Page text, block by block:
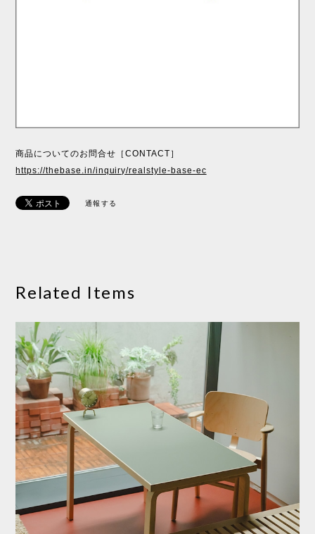
商品についてのお問合せ［CONTACT］
https://thebase.in/inquiry/realstyle-base-ec
通報する
Related Items